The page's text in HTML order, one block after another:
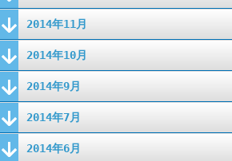
2014年11月
2014年10月
2014年9月
2014年7月
2014年6月